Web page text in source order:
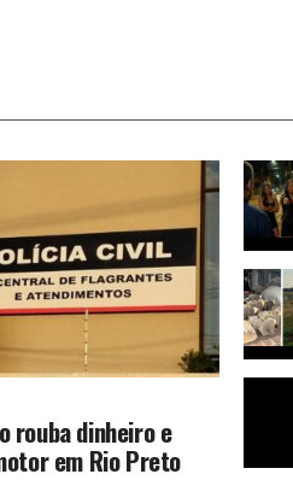
rouba dinheiro e
em Rio Preto